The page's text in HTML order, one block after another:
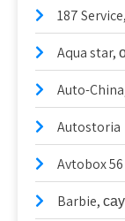
187
Aqua star,
Auto-
Autostoria
Avtobox 56
Barbie,